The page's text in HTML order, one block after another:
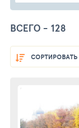
ВСЕГО - 128
СОРТИРОВАТЬ